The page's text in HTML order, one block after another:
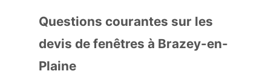
Questions courantes sur les
devis de fenêtres à Brazey-en-
Plaine